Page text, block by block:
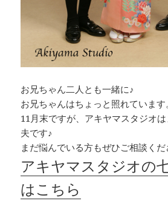
お兄ちゃん二人とも一緒に♪
お兄ちゃんはちょっと照れています
11月末ですが、アキヤマスタジオ
夫です♪
まだ悩んでいる方もぜひご相談くだ
アキヤマスタジオの
はこちら